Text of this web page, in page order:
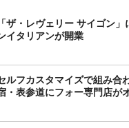
「ザ・レヴェリー サイゴン
イタリアンが開業
ルフカスタマイズで組み合
・表参道にフォー専門店が